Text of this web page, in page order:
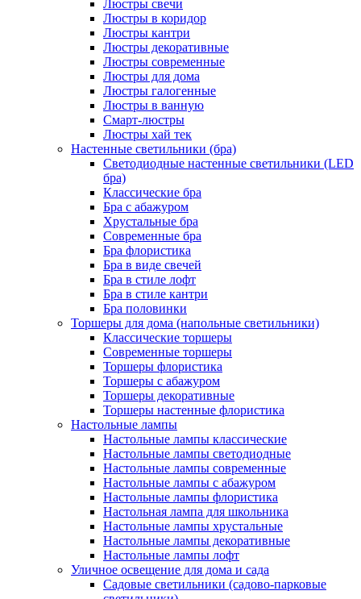
Люстры свечи
Люстры в коридор
Люстры кантри
Люстры декоративные
Люстры современные
Люстры для дома
Люстры галогенные
Люстры в ванную
Смарт-люстры
Люстры хай тек
Настенные светильники (бра)
Светодиодные настенные светильники (LED
бра)
Классические бра
Бра с абажуром
Хрустальные бра
Современные бра
Бра флористика
Бра в виде свечей
Бра в стиле лофт
Бра в стиле кантри
Бра половинки
Торшеры для дома (напольные светильники)
Классические торшеры
Современные торшеры
Торшеры флористика
Торшеры с абажуром
Торшеры декоративные
Торшеры настенные флористика
Настольные лампы
Настольные лампы классические
Настольные лампы светодиодные
Настольные лампы современные
Настольные лампы с абажуром
Настольные лампы флористика
Настольная лампа для школьника
Настольные лампы хрустальные
Настольные лампы декоративные
Настольные лампы лофт
Уличное освещение для дома и сада
Садовые светильники (садово-парковые